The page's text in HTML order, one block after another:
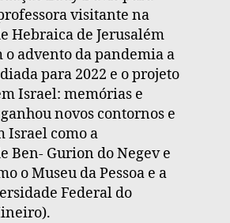
visitante na
Hebraica de Jerusalém
o advento da pandemia a
para 2022 e o projeto
Israel: memórias e
novos contornos e
Israel como a
Ben- Gurion do Negev e
o Museu da Pessoa e a
Federal do